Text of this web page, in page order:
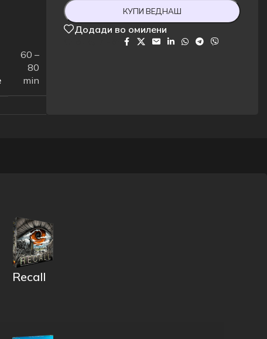
60 –
80
min
КУПИ ВЕДНАШ
Додади во омилени
Recall